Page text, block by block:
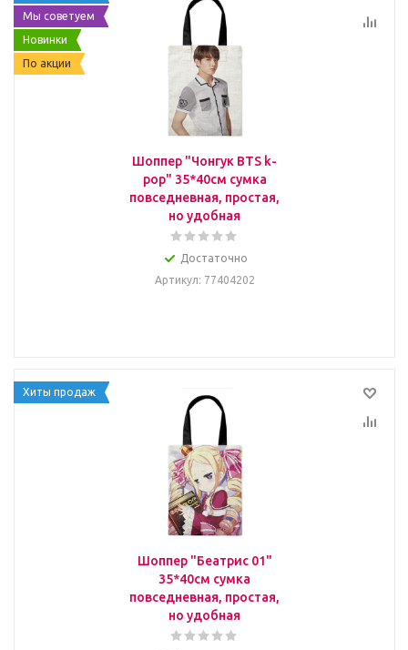
Мы советуем
Новинки
По акции
Шоппер "Чонгук BTS k-
pop" 35*40см сумка
повседневная, простая,
но удобная
Достаточно
Артикул: 77404202
Хиты продаж
Шоппер "Беатрис 01"
35*40см сумка
повседневная, простая,
но удобная